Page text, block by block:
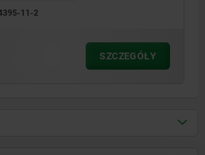
11-2
SZCZEGÓŁY